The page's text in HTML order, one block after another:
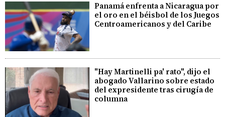
Panamá enfrenta a Nicaragua por
el oro en el béisbol de los Juegos
Centroamericanos y del Caribe
"Hay Martinelli pa' rato", dijo el
abogado Vallarino sobre estado
del expresidente tras cirugía de
columna